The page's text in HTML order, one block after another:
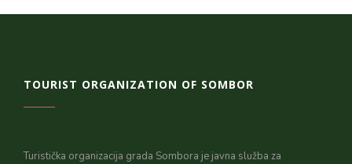
TOURIST ORGANIZATION OF SOMBOR
Turistička organizacija grada Sombora je javna služba za